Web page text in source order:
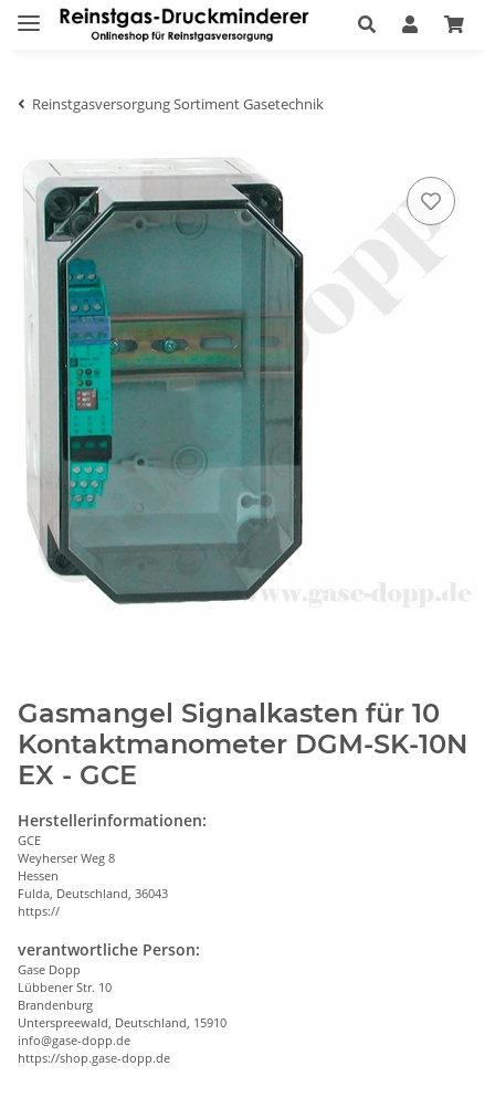
Reinstgasversorgung Sortiment Gasetechnik
Gasmangel Signalkasten für 10
Kontaktmanometer DGM-SK-10N
EX - GCE
Herstellerinformationen:
GCE
Weyherser Weg 8
Hessen
Fulda, Deutschland, 36043
https://
verantwortliche Person:
Gase Dopp
Lübbener Str. 10
Brandenburg
Unterspreewald, Deutschland, 15910
info@gase-dopp.de
https://shop.gase-dopp.de